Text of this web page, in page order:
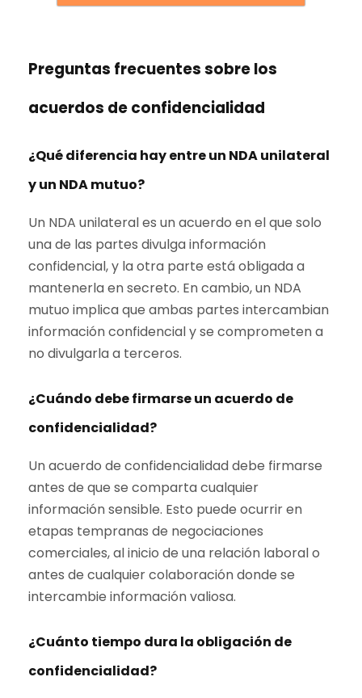
Preguntas frecuentes sobre los
acuerdos de confidencialidad
¿Qué diferencia hay entre un NDA unilateral
y un NDA mutuo?
Un NDA unilateral es un acuerdo en el que solo
una de las partes divulga información
confidencial, y la otra parte está obligada a
mantenerla en secreto. En cambio, un NDA
mutuo implica que ambas partes intercambian
información confidencial y se comprometen a
no divulgarla a terceros.
¿Cuándo debe firmarse un acuerdo de
confidencialidad?
Un acuerdo de confidencialidad debe firmarse
antes de que se comparta cualquier
información sensible. Esto puede ocurrir en
etapas tempranas de negociaciones
comerciales, al inicio de una relación laboral o
antes de cualquier colaboración donde se
intercambie información valiosa.
¿Cuánto tiempo dura la obligación de
confidencialidad?